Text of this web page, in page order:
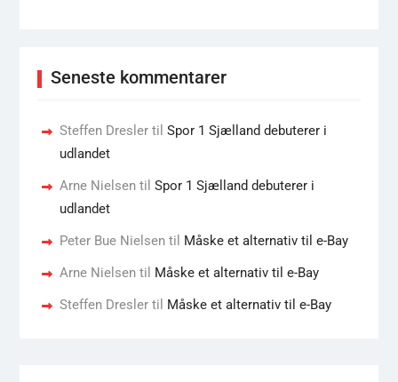
Seneste kommentarer
Steffen Dreslertil Spor 1 Sjælland debuterer i
udlandet
Arne Nielsentil Spor 1 Sjælland debuterer i
udlandet
Peter Bue Nielsentil Måske et alternativ til e-Bay
Arne Nielsentil Måske et alternativ til e-Bay
Steffen Dreslertil Måske et alternativ til e-Bay